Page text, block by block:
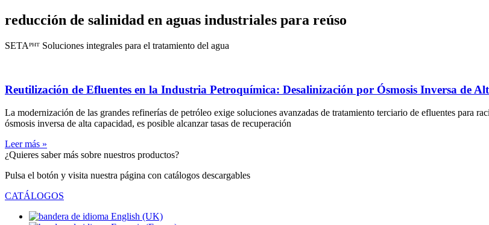
reducción de salinidad en aguas industriales para reúso
SETAᴾᴴᵀ Soluciones integrales para el tratamiento del agua
Reutilización de Efluentes en la Industria Petroquímica: Desalinización por Ósmosis Inversa de
La modernización de las grandes refinerías de petróleo exige soluciones avanzadas de tratamiento terciario de efluentes para
ósmosis inversa de alta capacidad, es posible alcanzar tasas de recuperación
Leer más »
¿Quieres saber más sobre nuestros productos?
Pulsa el botón y visita nuestra página con catálogos descargables
CATÁLOGOS